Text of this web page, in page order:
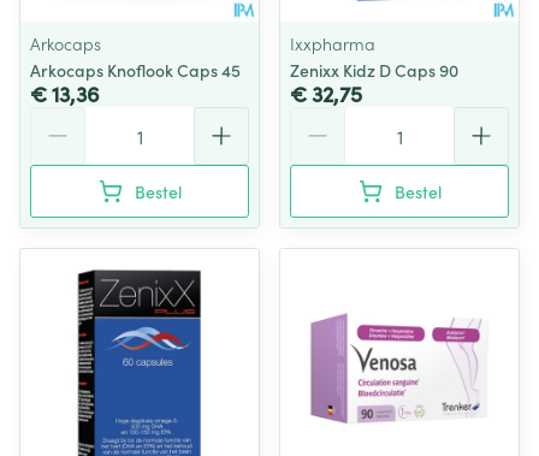
Arkocaps
Arkocaps Knoflook Caps 45
€ 13,36
Bestel
Ixxpharma
Zenixx Kidz D Caps 90
€ 32,75
Bestel